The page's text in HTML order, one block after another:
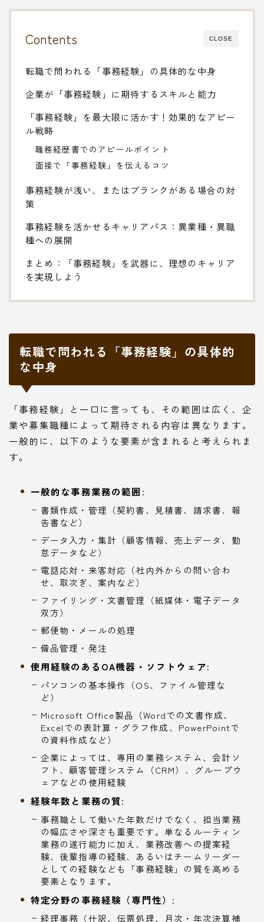
CLOSE
Contents
転職で問われる「事務経験」の具体的な中身
企業が「事務経験」に期待するスキルと能力
「事務経験」を最大限に活かす！効果的なアピー
ル戦略
職務経歴書でのアピールポイント
面接で「事務経験」を伝えるコツ
事務経験が浅い、またはブランクがある場合の対
策
事務経験を活かせるキャリアパス：異業種・異職
種への展開
まとめ：「事務経験」を武器に、理想のキャリア
を実現しよう
転職で問われる「事務経験」の具体的
な中身
「事務経験」と一口に言っても、その範囲は広く、企
業や募集職種によって期待される内容は異なります。
一般的に、以下のような要素が含まれると考えられま
す。
一般的な事務業務の範囲:
書類作成・管理（契約書、見積書、請求書、報
告書など）
データ入力・集計（顧客情報、売上データ、勤
怠データなど）
電話応対・来客対応（社内外からの問い合わ
せ、取次ぎ、案内など）
ファイリング・文書管理（紙媒体・電子データ
双方）
郵便物・メールの処理
備品管理・発注
使用経験のあるOA機器・ソフトウェア:
パソコンの基本操作（OS、ファイル管理な
ど）
Microsoft Office製品（Wordでの文書作成、
Excelでの表計算・グラフ作成、PowerPointで
の資料作成など）
企業によっては、専用の業務システム、会計ソ
フト、顧客管理システム（CRM）、グループウ
ェアなどの使用経験
経験年数と業務の質:
事務職として働いた年数だけでなく、担当業務
の幅広さや深さも重要です。単なるルーティン
業務の遂行能力に加え、業務改善への提案経
験、後輩指導の経験、あるいはチームリーダー
としての経験なども「事務経験」の質を高める
要素となります。
特定分野の事務経験（専門性）:
経理事務（仕訳、伝票処理、月次・年次決算補